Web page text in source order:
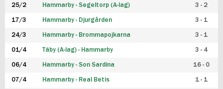
FUTSAL HERR
FUTSAL DAM
25/2 Hammarby - Segeltorp (A-lag) 3 - 2
17/3 Hammarby - Djurgården 3 - 1
24/3 Hammarby - Brommapojkarna 3 - 1
01/4 Täby (A-lag) - Hammarby 3 - 4
06/4 Hammarby - Son Sardina 16 - 0
07/4 Hammarby - Real Betis 1 - 1